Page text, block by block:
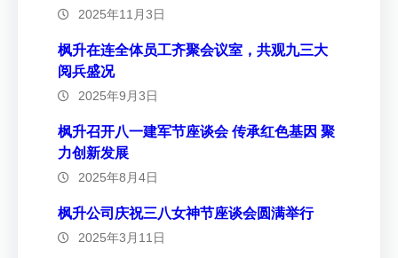
2025年11月3日
枫升在连全体员工齐聚会议室，共观九三大
阅兵盛况
2025年9月3日
枫升召开八一建军节座谈会 传承红色基因 聚
力创新发展
2025年8月4日
枫升公司庆祝三八女神节座谈会圆满举行
2025年3月11日